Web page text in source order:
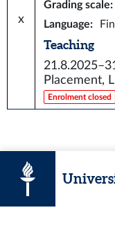
x
Grading scale:
Language:
Teaching
Placement,
Enrolment closed